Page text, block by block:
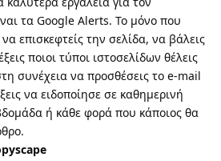
τα Google Alerts. Το μόνο που
επισκεφτείς την σελίδα, να βάλεις
ποιοι τύποι ιστοσελίδων θέλεις
συνέχεια να προσθέσεις το e-mail
να ειδοποίησε σε καθημερινή
ή κάθε φορά που κάποιος θα